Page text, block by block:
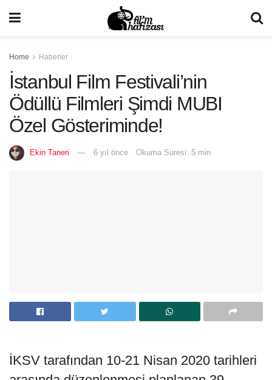
Home Haberler
İstanbul Film Festivali’nin
Ödüllü Filmleri Şimdi MUBI
Özel Gösteriminde!
Ekin Taneri 6 yıl önce Okuma Süresi: 5 min
İKSV tarafından 10-21 Nisan 2020 tarihleri